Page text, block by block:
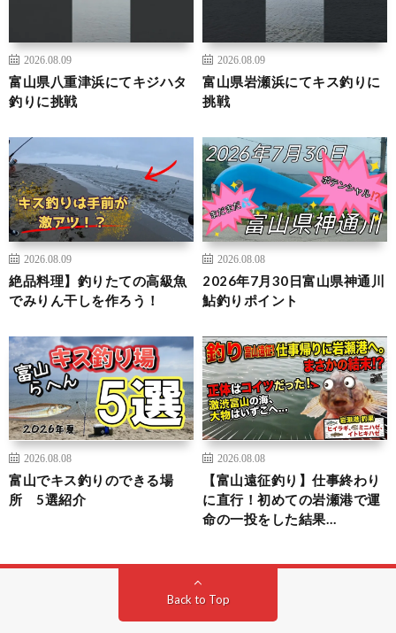
2026.08.09
富山県八重津浜にてキジハタ
釣りに挑戦
2026.08.09
富山県岩瀬浜にてキス釣りに
挑戦
2026.08.09
絶品料理】釣りたての高級魚
でみりん干しを作ろう！
2026.08.08
2026年7月30日富山県神通川
鮎釣りポイント
2026.08.08
富山でキス釣りのできる場
所 5選紹介
2026.08.08
【富山遠征釣り】仕事終わり
に直行！初めての岩瀬港で運
命の一投をした結果…
Back to Top